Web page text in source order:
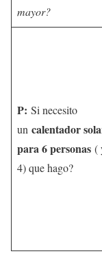
mayor?
P: Si necesito
un calentador
para 6 personas (
4) que hago?